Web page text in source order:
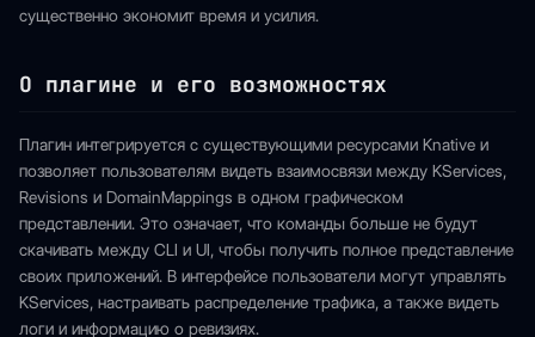
существенно экономит время и усилия.
О плагине и его возможностях
Плагин интегрируется с существующими ресурсами Knative и
позволяет пользователям видеть взаимосвязи между KServices,
Revisions и DomainMappings в одном графическом
представлении. Это означает, что команды больше не будут
скачивать между CLI и UI, чтобы получить полное представление
своих приложений. В интерфейсе пользователи могут управлять
KServices, настраивать распределение трафика, а также видеть
логи и информацию о ревизиях.